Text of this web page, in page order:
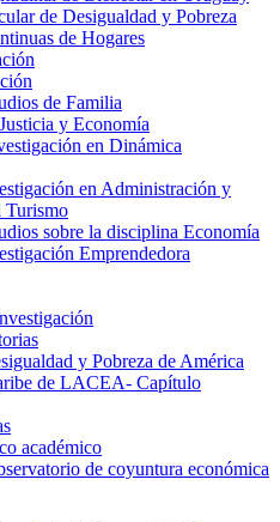
de Desigualdad y Pobreza
de Hogares
de Familia
y Economía
en Dinámica
en Administración y
Turismo
sobre la disciplina Economía
Emprendedora
y Pobreza de América
de LACEA- Capítulo
académico
de coyuntura económica